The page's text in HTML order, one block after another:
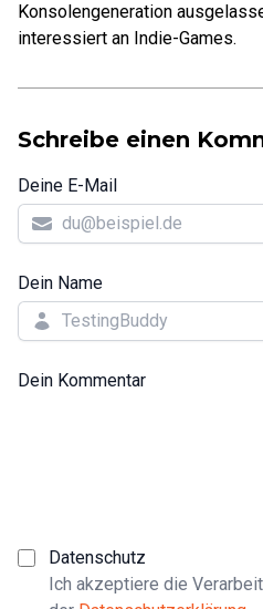
Konsolengeneration
interessiert an Indie-Games.
Schreibe einen
Deine E-Mail
Dein Name
Dein Kommentar
Datenschutz
Ich akzeptiere die